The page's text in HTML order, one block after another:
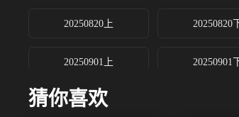
20250820上 20250820
20250901上 20250901
20250916
猜你喜欢